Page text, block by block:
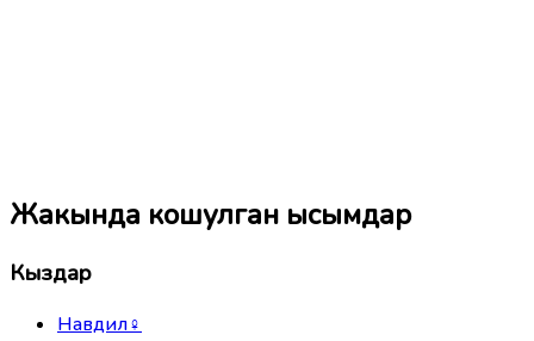
Жакында кошулган ысымдар
Кыздар
Навдил♀